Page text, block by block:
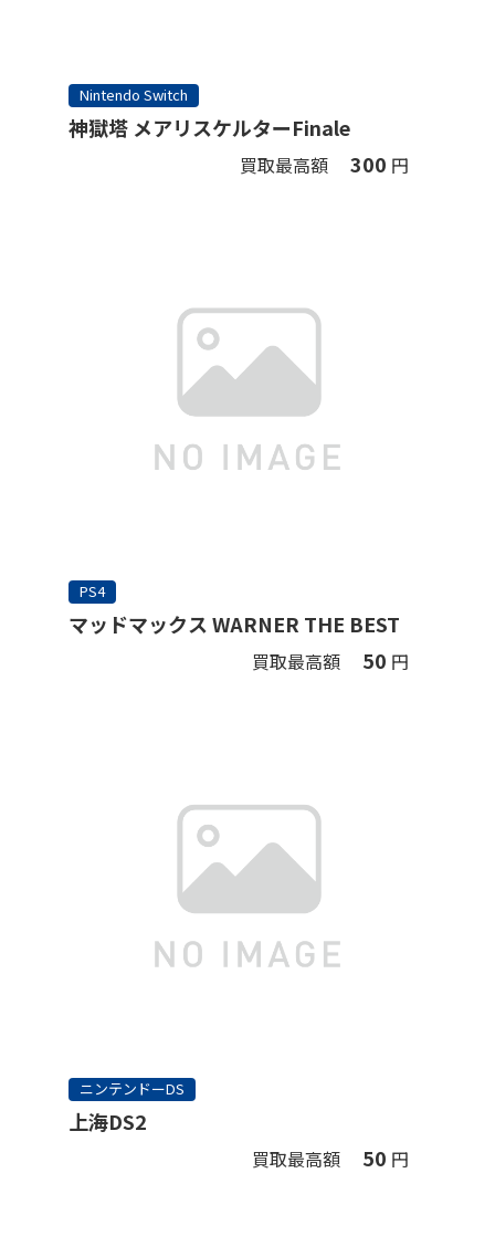
Nintendo Switch
神獄塔 メアリスケルターFinale
買取最高額 300 円
PS4
マッドマックス WARNER THE BEST
買取最高額 50 円
ニンテンドーDS
上海DS2
買取最高額 50 円